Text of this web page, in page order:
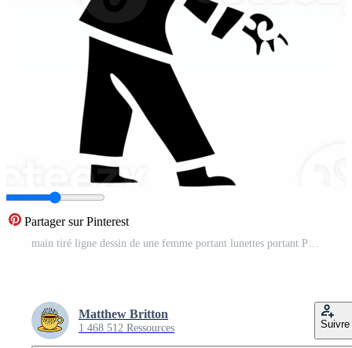
Partager sur Pinterest
main tiré ligne dessin de une femme portant lunettes portant Père Noël chapeau solide noir icône PNG Pro
Matthew Britton
1 468 512 Ressources Suivre